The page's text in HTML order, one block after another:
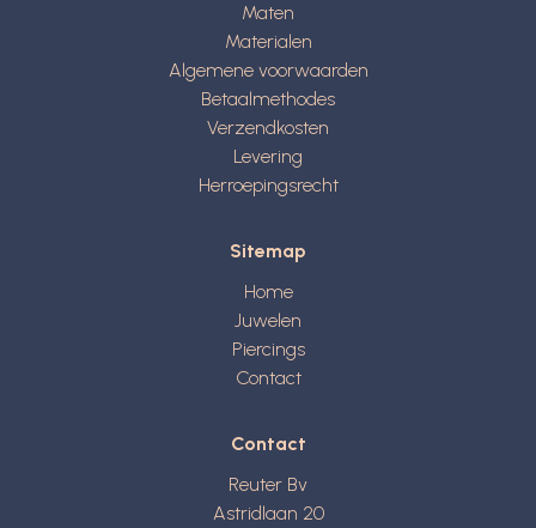
Maten
Materialen
Algemene voorwaarden
Betaalmethodes
Verzendkosten
Levering
Herroepingsrecht
Sitemap
Home
Juwelen
Piercings
Contact
Contact
Reuter Bv
Astridlaan 20